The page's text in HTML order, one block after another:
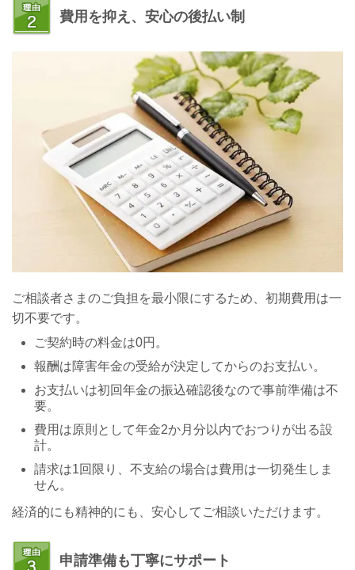
費用を抑え、安心の後払い制
ご相談者さまのご負担を最小限にするため、初期費用は一
切不要です。
ご契約時の料金は0円。
報酬は障害年金の受給が決定してからのお支払い。
お支払いは初回年金の振込確認後なので事前準備は不
要。
費用は原則として年金2か月分以内でおつりが出る設
計。
請求は1回限り、不支給の場合は費用は一切発生しま
せん。
経済的にも精神的にも、安心してご相談いただけます。
申請準備も丁寧にサポート